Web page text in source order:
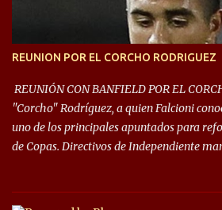
REUNION POR EL CORCHO RODRIGUEZ
REUNIÓN CON BANFIELD POR EL
"Corcho" Rodríguez, a quien Falcioni
uno de los principales apuntados para
de Copas. Directivos de Independiente
préstamo con opción de compra pero, por